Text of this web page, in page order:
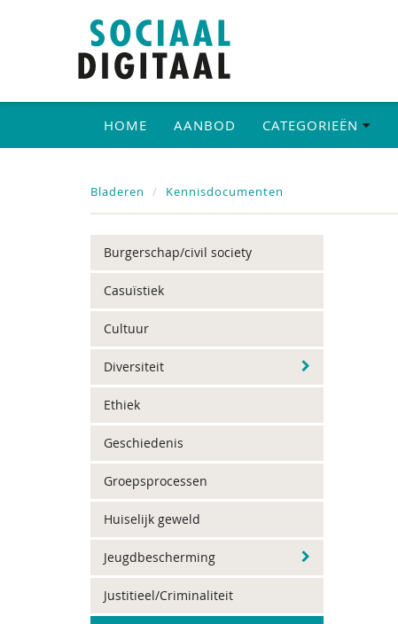
HOME AANBOD CATEGORIEËN
Bladeren Kennisdocumenten
Burgerschap/civil society
Casuïstiek
Cultuur
Diversiteit
Ethiek
Geschiedenis
Groepsprocessen
Huiselijk geweld
Jeugdbescherming
Justitieel/Criminaliteit